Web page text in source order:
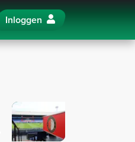
Inloggen